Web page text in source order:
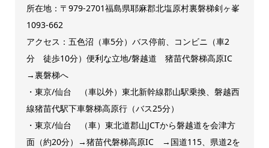
所在地：〒979-2701福島県耶麻郡北塩原村裏磐梯剣ヶ峯
1093-662
アクセス：五色沼（車5分）バス停前、コンビニ（車2
分 徒歩10分）便利な立地/磐越道 猪苗代磐梯高原IC
→裏磐梯へ
・東京/仙台 （車以外）東北新幹線郡山駅乗換、磐越西
線猪苗代駅下車磐梯高原行（バス25分）
・東京/仙台 （車）東北道郡山JCTから磐越道を会津方
面（約20分）→猪苗代磐梯高原IC →国道115、県道2を